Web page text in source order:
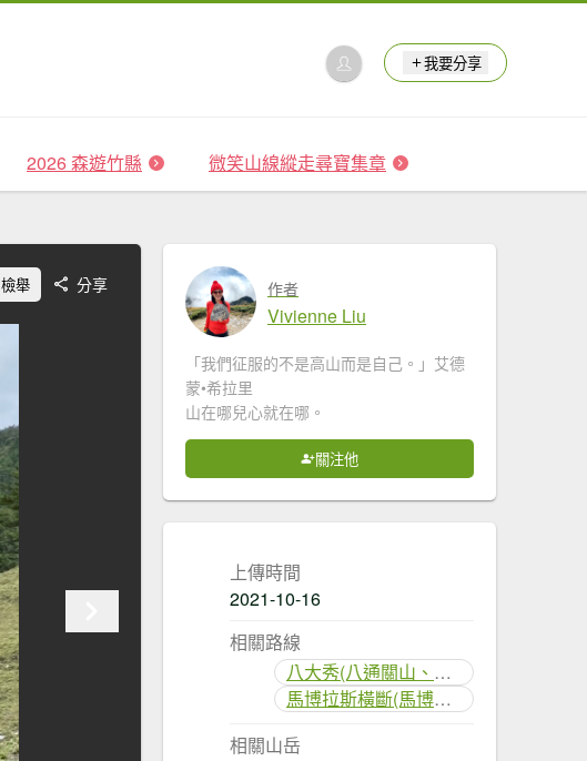
我要分享
2026 森遊竹縣 微笑山線縱走尋寶集章
檢舉 分享 作者
Vivienne Liu
「我們征服的不是高山而是自己。」艾德
蒙•希拉里
山在哪兒心就在哪。
關注他
上傳時間
2021-10-16
相關路線
八大秀(八通關山、大水窟山、秀姑巒山)
馬博拉斯橫斷(馬博橫斷)
相關山岳